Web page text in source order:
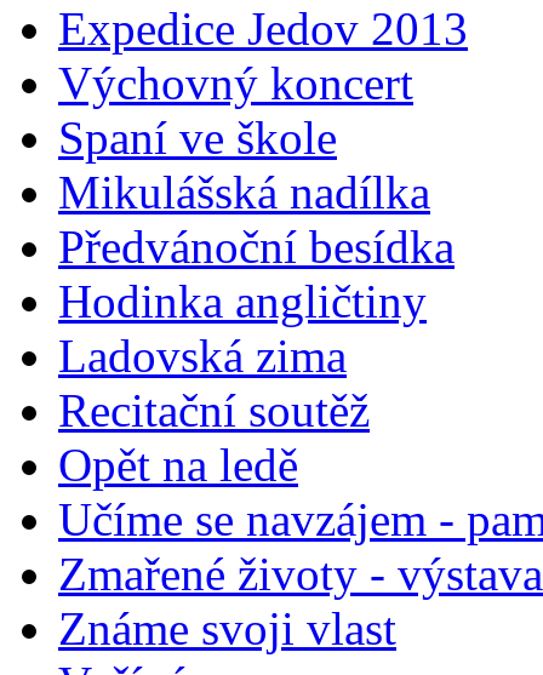
Expedice Jedov 2013
Výchovný koncert
Spaní ve škole
Mikulášská nadílka
Předvánoční besídka
Hodinka angličtiny
Ladovská zima
Recitační soutěž
Opět na ledě
Učíme se navzájem -
Zmařené životy - výstava
Známe svoji vlast